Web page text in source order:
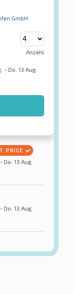
GmbH
Anzahl
- Do. 13 Aug.
13 Aug.
13 Aug.